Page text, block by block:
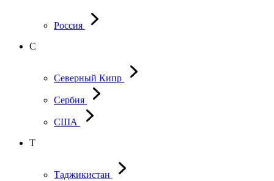
Россия
С
Северный Кипр
Сербия
США
Т
Таджикистан